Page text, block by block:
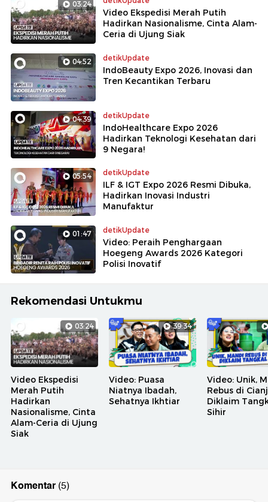
03:24
Video Ekspedisi Merah Putih
Hadirkan Nasionalisme, Cinta Alam-
Ceria di Ujung Siak
04:52 detikUpdate
IndoBeauty Expo 2026, Inovasi dan
Tren Kecantikan Terbaru
04:39 detikUpdate
IndoHealthcare Expo 2026
Hadirkan Teknologi Kesehatan dari
9 Negara!
05:54 detikUpdate
ILF & IGT Expo 2026 Resmi Dibuka,
Hadirkan Inovasi Industri
Manufaktur
01:47 detikUpdate
Video: Peraih Penghargaan
Hoegeng Awards 2026 Kategori
Polisi Inovatif
Rekomendasi Untukmu
03:24
Video Ekspedisi
Merah Putih
Hadirkan
Nasionalisme, Cinta
Alam-Ceria di Ujung
Siak
39:34
Video: Puasa
Niatnya Ibadah,
Sehatnya Ikhtiar
Video: Unik,
Rebus di
Diklaim
Sihir